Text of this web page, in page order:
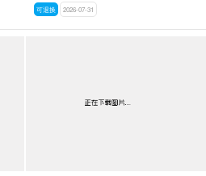
可退换 2026-07-31